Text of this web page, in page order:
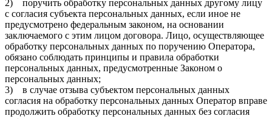
2) поручить обработку персональных данных другому лицу
с согласия субъекта персональных данных, если иное не
предусмотрено федеральным законом, на основании
заключаемого с этим лицом договора. Лицо, осуществляющее
обработку персональных данных по поручению Оператора,
обязано соблюдать принципы и правила обработки
персональных данных, предусмотренные Законом о
персональных данных;
3) в случае отзыва субъектом персональных данных
согласия на обработку персональных данных Оператор вправе
продолжить обработку персональных данных без согласия